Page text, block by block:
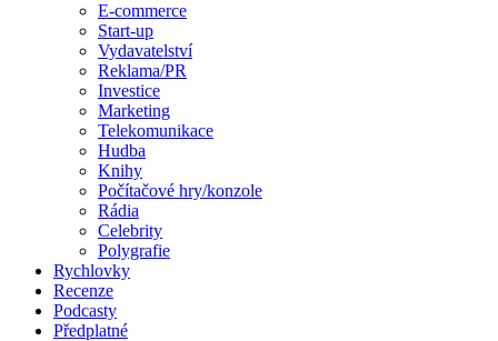
E-commerce
Start-up
Vydavatelství
Reklama/PR
Investice
Marketing
Telekomunikace
Hudba
Knihy
Počítačové hry/konzole
Rádia
Celebrity
Polygrafie
Rychlovky
Recenze
Podcasty
Předplatné